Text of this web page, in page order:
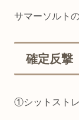
サマーソルト
確定反撃
①シットストレ